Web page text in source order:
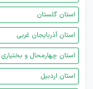
استان گلستان
استان آذربایجان غربی
استان چهارمحال و بختیاری
استان اردبیل